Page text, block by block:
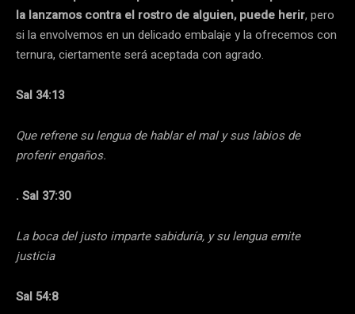
la lanzamos contra el rostro de alguien, puede herir, pero
si la envolvemos en un delicado embalaje y la ofrecemos con
ternura, ciertamente será aceptada con agrado.
Sal 34:13
Que refrene su lengua de hablar el mal y sus labios de
proferir engaños.
. Sal 37:30
La boca del justo imparte sabiduría, y su lengua emite
justicia
Sal 54:8